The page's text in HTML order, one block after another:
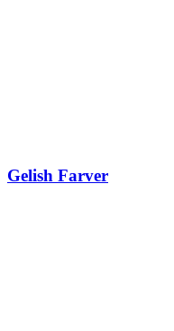
Gelish Farver